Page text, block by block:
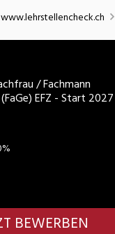
Verwaltung
www.lehrstellencheck.ch
/ Fachmann
EFZ - Start 2027
BEWERBEN